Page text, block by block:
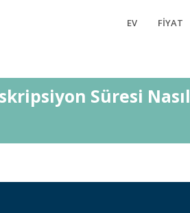
EV FIYAT
Süresi Nasıl